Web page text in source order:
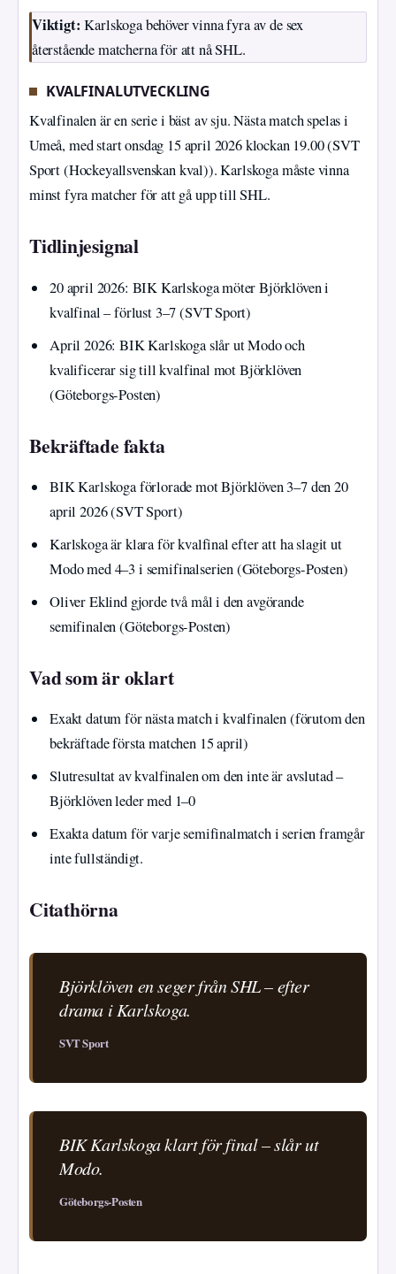
Viktigt: Karlskoga behöver vinna fyra av de sex
återstående matcherna för att nå SHL.
KVALFINALUTVECKLING
Kvalfinalen är en serie i bäst av sju. Nästa match spelas i
Umeå, med start onsdag 15 april 2026 klockan 19.00 (SVT
Sport (Hockeyallsvenskan kval)). Karlskoga måste vinna
minst fyra matcher för att gå upp till SHL.
Tidlinjesignal
20 april 2026: BIK Karlskoga möter Björklöven i
kvalfinal – förlust 3–7 (SVT Sport)
April 2026: BIK Karlskoga slår ut Modo och
kvalificerar sig till kvalfinal mot Björklöven
(Göteborgs-Posten)
Bekräftade fakta
BIK Karlskoga förlorade mot Björklöven 3–7 den 20
april 2026 (SVT Sport)
Karlskoga är klara för kvalfinal efter att ha slagit ut
Modo med 4–3 i semifinalserien (Göteborgs-Posten)
Oliver Eklind gjorde två mål i den avgörande
semifinalen (Göteborgs-Posten)
Vad som är oklart
Exakt datum för nästa match i kvalfinalen (förutom den
bekräftade första matchen 15 april)
Slutresultat av kvalfinalen om den inte är avslutad –
Björklöven leder med 1–0
Exakta datum för varje semifinalmatch i serien framgår
inte fullständigt.
Citathörna
Björklöven en seger från SHL – efter
drama i Karlskoga.
SVT Sport
BIK Karlskoga klart för final – slår ut
Modo.
Göteborgs-Posten